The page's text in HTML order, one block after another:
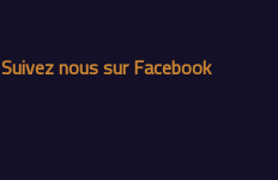
Suivez nous sur Facebook